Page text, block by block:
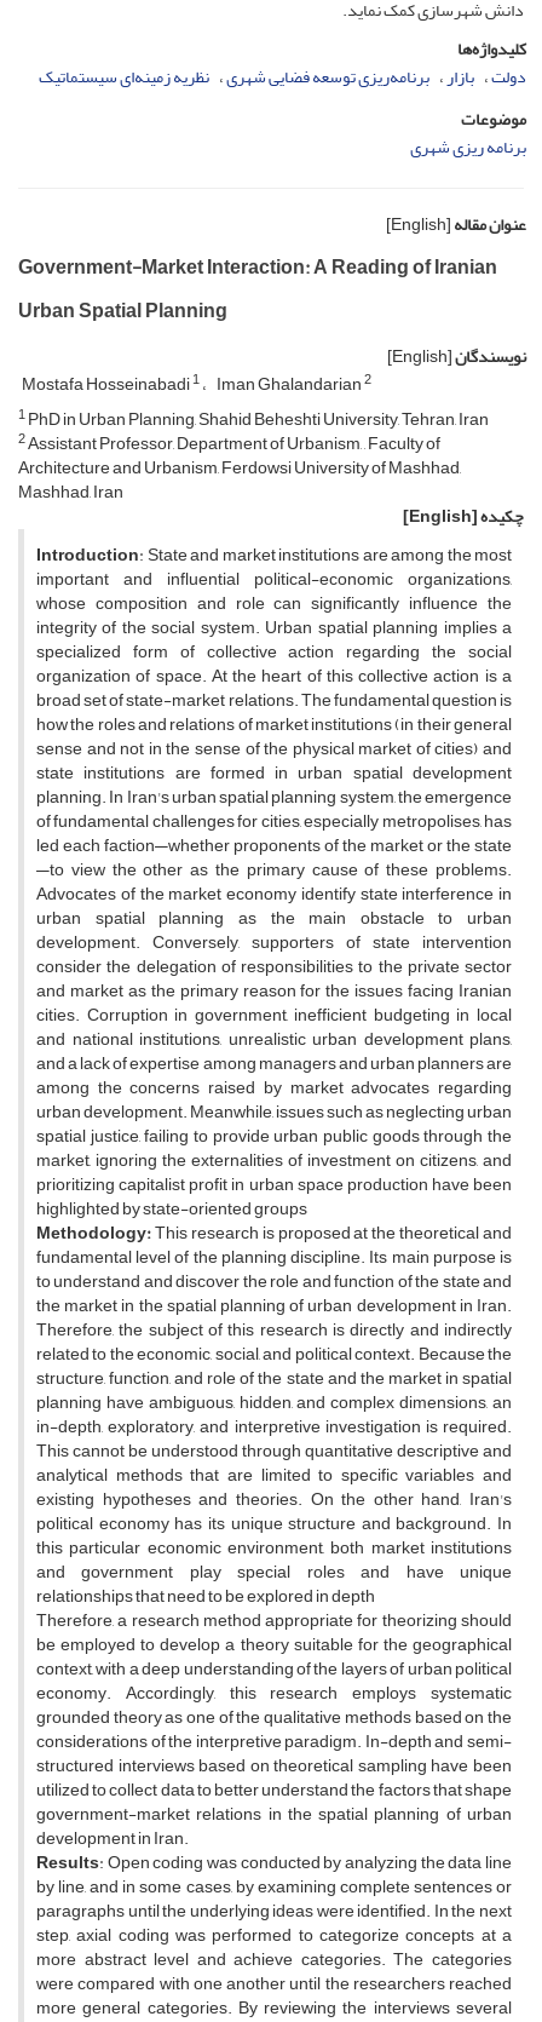
دانش شهرسازی کمک نماید.
کلیدواژه‌ها
دولت بازار برنامه‌ریزی توسعه فضایی شهری نظریه زمینه‌ای سیستماتیک
موضوعات
برنامه ریزی شهری
عنوان مقاله[English]
Government-Market Interaction: A Reading of Iranian
Urban Spatial Planning
نویسندگان[English]
Mostafa Hosseinabadi1 Iman Ghalandarian2
1PhD in Urban Planning, Shahid Beheshti University, Tehran, Iran
2Assistant Professor, Department of Urbanism, , Faculty of
Architecture and Urbanism, Ferdowsi University of Mashhad,
Mashhad, Iran
چکیده[English]
Introduction: State and market institutions are among the most
important and influential political-economic organizations,
whose composition and role can significantly influence the
integrity of the social system. Urban spatial planning implies a
specialized form of collective action regarding the social
organization of space. At the heart of this collective action is a
broad set of state-market relations. The fundamental question is
how the roles and relations of market institutions (in their general
sense and not in the sense of the physical market of cities) and
state institutions are formed in urban spatial development
planning. In Iran's urban spatial planning system, the emergence
of fundamental challenges for cities, especially metropolises, has
led each faction—whether proponents of the market or the state
—to view the other as the primary cause of these problems.
Advocates of the market economy identify state interference in
urban spatial planning as the main obstacle to urban
development. Conversely, supporters of state intervention
consider the delegation of responsibilities to the private sector
and market as the primary reason for the issues facing Iranian
cities. Corruption in government, inefficient budgeting in local
and national institutions, unrealistic urban development plans,
and a lack of expertise among managers and urban planners are
among the concerns raised by market advocates regarding
urban development. Meanwhile, issues such as neglecting urban
spatial justice, failing to provide urban public goods through the
market, ignoring the externalities of investment on citizens, and
prioritizing capitalist profit in urban space production have been
highlighted by state-oriented groups
Methodology:This research is proposed at the theoretical and
fundamental level of the planning discipline. Its main purpose is
to understand and discover the role and function of the state and
the market in the spatial planning of urban development in Iran.
Therefore, the subject of this research is directly and indirectly
related to the economic, social, and political context. Because the
structure, function, and role of the state and the market in spatial
planning have ambiguous, hidden, and complex dimensions, an
in-depth, exploratory, and interpretive investigation is required.
This cannot be understood through quantitative descriptive and
analytical methods that are limited to specific variables and
existing hypotheses and theories. On the other hand, Iran's
political economy has its unique structure and background. In
this particular economic environment, both market institutions
and government play special roles and have unique
relationships that need to be explored in depth
Therefore, a research method appropriate for theorizing should
be employed to develop a theory suitable for the geographical
context, with a deep understanding of the layers of urban political
economy. Accordingly, this research employs systematic
grounded theory as one of the qualitative methods based on the
considerations of the interpretive paradigm. In-depth and semi-
structured interviews based on theoretical sampling have been
utilized to collect data to better understand the factors that shape
government-market relations in the spatial planning of urban
development in Iran.
Results: Open coding was conducted by analyzing the data line
by line, and in some cases, by examining complete sentences or
paragraphs until the underlying ideas were identified. In the next
step, axial coding was performed to categorize concepts at a
more abstract level and achieve categories. The categories
were compared with one another until the researchers reached
more general categories. By reviewing the interviews several